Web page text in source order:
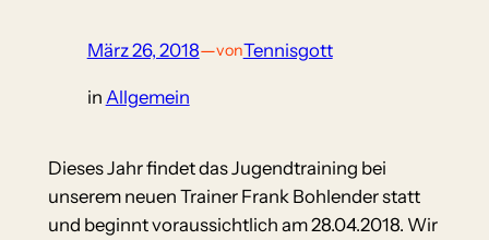
März 26, 2018—vonTennisgott
in Allgemein
Dieses Jahr findet das Jugendtraining bei
unserem neuen Trainer Frank Bohlender statt
und beginnt voraussichtlich am 28.04.2018. Wir